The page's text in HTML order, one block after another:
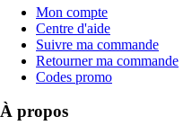
Mon compte
Centre d'aide
Suivre ma commande
Retourner ma commande
Codes promo
À propos